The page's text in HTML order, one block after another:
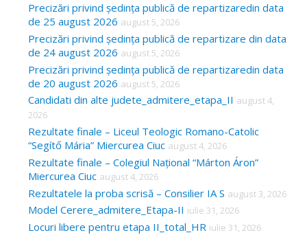
Precizări privind ședința publică de repartizaredin data
de 25 august 2026 august 5, 2026
Precizări privind ședința publică de repartizare din data
de 24 august 2026 august 5, 2026
Precizări privind ședința publică de repartizaredin data
de 20 august 2026 august 5, 2026
Candidati din alte judete_admitere_etapa_II august 4,
2026
Rezultate finale – Liceul Teologic Romano-Catolic
“Segítő Mária” Miercurea Ciuc august 4, 2026
Rezultate finale – Colegiul Național “Márton Áron”
Miercurea Ciuc august 4, 2026
Rezultatele la proba scrisă – Consilier IA S august 3, 2026
Model Cerere_admitere_Etapa-II iulie 31, 2026
Locuri libere pentru etapa II_total_HR iulie 31, 2026